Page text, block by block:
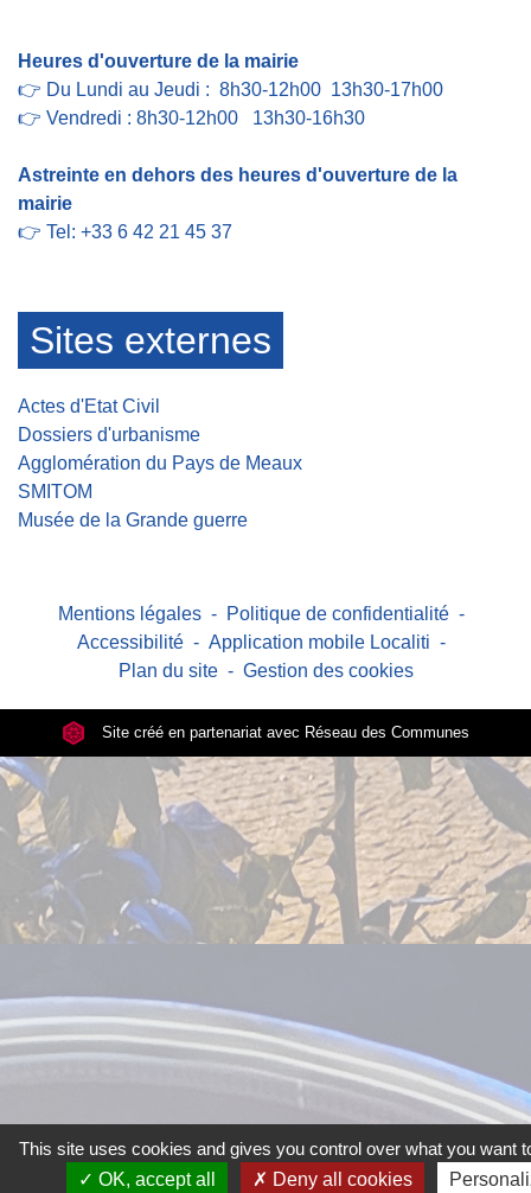
Heures d'ouverture de la mairie
👉 Du Lundi au Jeudi : 8h30-12h00 13h30-17h00
👉 Vendredi : 8h30-12h00 13h30-16h30
Astreinte en dehors des heures d'ouverture de la
mairie
👉 Tel: +33 6 42 21 45 37
Sites externes
Actes d'Etat Civil
Dossiers d'urbanisme
Agglomération du Pays de Meaux
SMITOM
Musée de la Grande guerre
Mentions légales - Politique de confidentialité -
Accessibilité - Application mobile Localiti -
Plan du site - Gestion des cookies
Site créé en partenariat avec Réseau des Communes
This site uses cookies and gives you control over what you want
OK, accept all
Deny all cookies